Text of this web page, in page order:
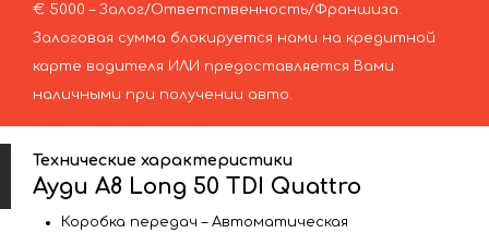
€ 5000 – Залог/Ответственность/Франшиза.
Залоговая сумма блокируется нами на кредитной
карте водителя ИЛИ предоставляется Вами
наличными при получении авто.
Технические характеристики
Ауди A8 Long 50 TDI Quattro
Коробка передач – Автоматическая